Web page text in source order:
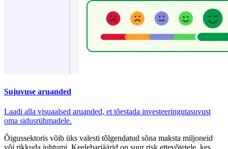
Sujuvuse aruanded
Laadi alla visuaalsed aruanded, et tõestada investeeringutasuvust
oma sidusrühmadele.
Õigussektoris võib üks valesti tõlgendatud sõna maksta miljoneid
või rikkuda juhtumi. Keelebarjäärid on suur risk ettevõtetele, kes